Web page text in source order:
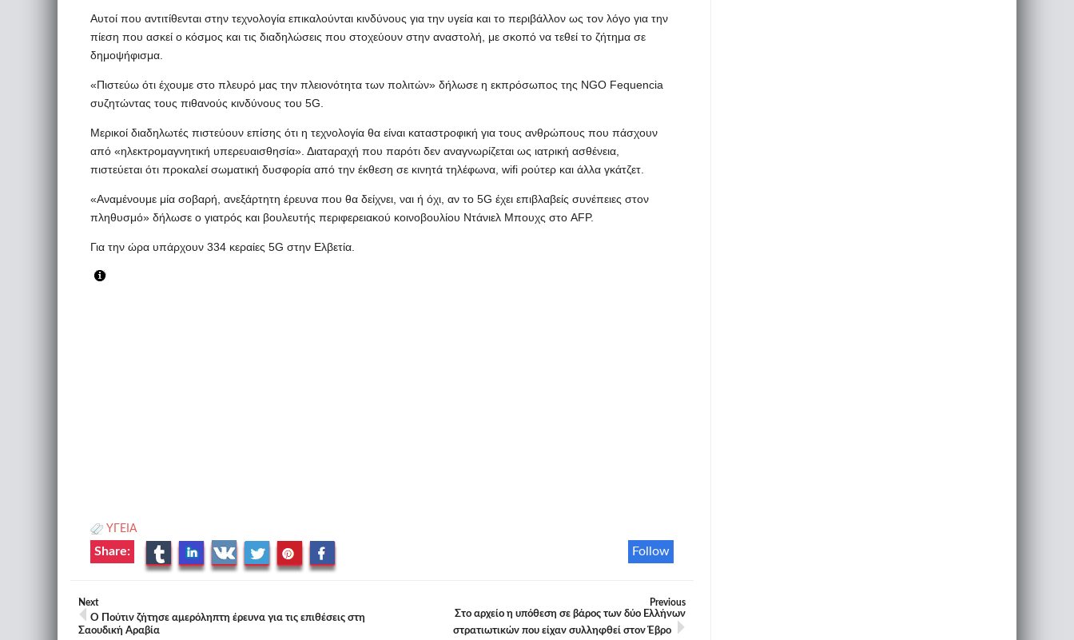
Αυτοί που αντιτίθενται στην τεχνολογία επικαλούνται κινδύνους για την υγεία και το περιβάλλον ως τον λόγο για την
πίεση που ασκεί ο κόσμος και τις διαδηλώσεις που στοχεύουν στην αναστολή, με σκοπό να τεθεί το ζήτημα σε
δημοψήφισμα.
«Πιστεύω ότι έχουμε στο πλευρό μας την πλειονότητα των πολιτών» δήλωσε η εκπρόσωπος της NGO Fequencia
συζητώντας τους πιθανούς κινδύνους του 5G.
Μερικοί διαδηλωτές πιστεύουν επίσης ότι η τεχνολογία θα είναι καταστροφική για τους ανθρώπους που πάσχουν
από «ηλεκτρομαγνητική υπερευαισθησία». Διαταραχή που παρότι δεν αναγνωρίζεται ως ιατρική ασθένεια,
πιστεύεται ότι προκαλεί σωματική δυσφορία από την έκθεση σε κινητά τηλέφωνα, wifi ρούτερ και άλλα γκάτζετ.
«Αναμένουμε μία σοβαρή, ανεξάρτητη έρευνα που θα δείχνει, ναι ή όχι, αν το 5G έχει επιβλαβείς συνέπειες στον
πληθυσμό» δήλωσε ο γιατρός και βουλευτής περιφερειακού κοινοβουλίου Ντάνιελ Μπουχς στο AFP.
Για την ώρα υπάρχουν 334 κεραίες 5G στην Ελβετία.
ΥΓΕΙΑ
Follow
Share:
Next
Ο Πούτιν ζήτησε αμερόληπτη έρευνα για τις επιθέσεις στη
Σαουδική Αραβία
Previous
Στο αρχείο η υπόθεση σε βάρος των δύο Ελλήνων
στρατιωτικών που είχαν συλληφθεί στον Έβρο